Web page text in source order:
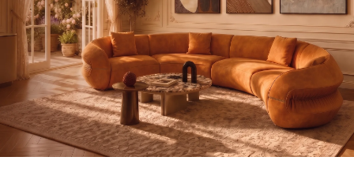
© 2026 Sky Living
Политика конфиденциальности
Политика возврата товаров
Telegram и YouTube ограничены на территории РФ
(на основании ФЗ-149 "Об информации")